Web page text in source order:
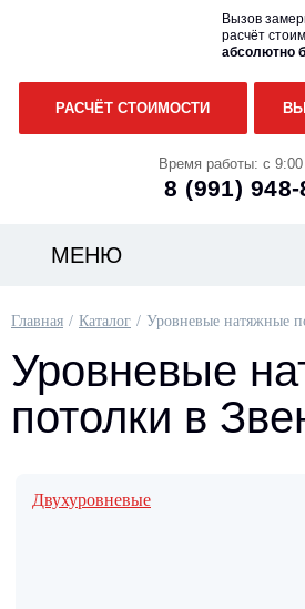
Вызов
расчёт
абсолютно
РАСЧЁТ СТОИМОСТИ
Время работы: с
8 (991) 948-
МЕНЮ
Главная Каталог Уровневые натяжные
Уровневые
потолки в
Двухуровневые